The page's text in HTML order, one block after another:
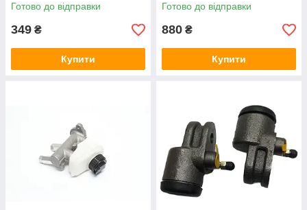
Готово до відправки
349 ₴
Купити
Готово до відправки
880 ₴
Купити